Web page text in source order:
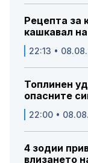
Рецепта за
кашкавал
22:13 •
Топлинен
опасните
22:00 •
4 зодии
влизането